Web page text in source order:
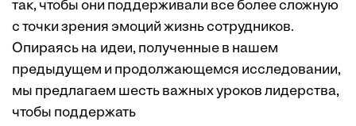
так, чтобы они поддерживали все более сложную
с точки зрения эмоций жизнь сотрудников.
Опираясь на идеи, полученные в нашем
предыдущем и продолжающемся исследовании,
мы предлагаем шесть важных уроков лидерства,
чтобы поддержать